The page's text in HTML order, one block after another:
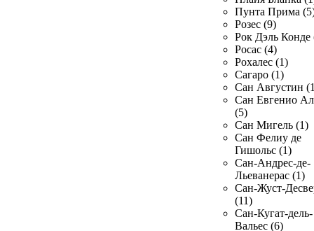
Пунта Прима
Розес (9)
Рок Дэль Конде
Росас (4)
Рохалес (1)
Сагаро (1)
Сан Августин
Сан Евгенио
(5)
Сан Мигель (1)
Сан Фелиу де
Гишольс (1)
Сан-Андрес-де-
Льеванерас (1)
Сан-Жуст-
(11)
Сан-Кугат-дель-
Вальес (6)